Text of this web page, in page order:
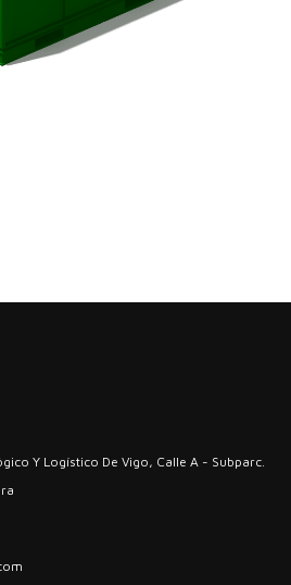
Y Logístico De Vigo, Calle A - Subparc.